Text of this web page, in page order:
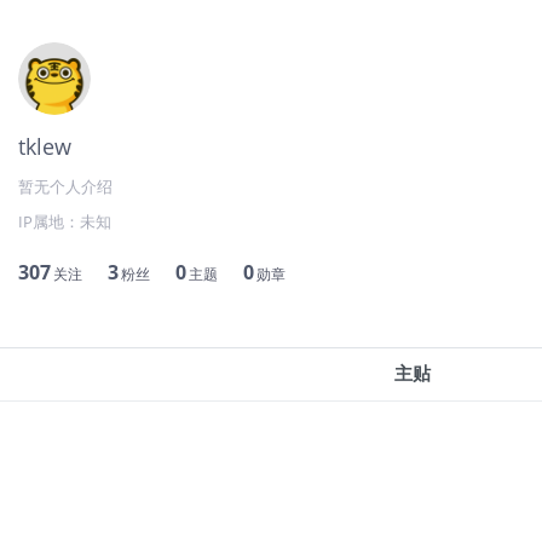
tklew
暂无个人介绍
IP属地： 未知
307关注 3粉丝 0主题 0勋章
主贴